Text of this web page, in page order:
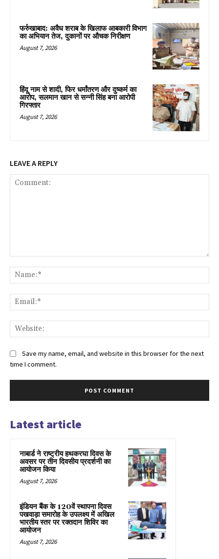
फर्रुखाबाद: अवैध शराब के खिलाफ आबकारी विभाग
का अभियान तेज, दुकानों पर औचक निरीक्षण
August 7, 2026
हिंदू नाम से शादी, फिर धर्मांतरण और दुष्कर्म का
आरोप, सलमान खान से सन्नी सिंह बना आरोपी
गिरफ्तार
August 7, 2026
LEAVE A REPLY
Save my name, email, and website in this browser for the next
time I comment.
Latest article
नाबार्ड ने राष्ट्रीय हथकरघा दिवस के
अवसर पर तीन दिवसीय प्रदर्शनी का
आयोजन किया
August 7, 2026
इंडियन बैंक के 120वें स्थापना दिवस
पखवाड़ा समारोह के उपलक्ष्य में अखिल
भारतीय स्तर पर रक्तदान शिविर का
आयोजन
August 7, 2026